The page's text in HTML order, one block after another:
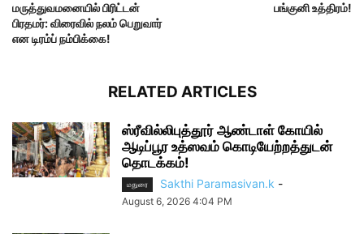
மருத்துவமனையில் பிரிட்டன்
பிரதமர்: விரைவில் நலம் பெறுவார்
என டிரம்ப் நம்பிக்கை!
பங்குனி உத்திரம்!
RELATED ARTICLES
ஸ்ரீவில்லிபுத்தூர் ஆண்டாள் கோயில்
ஆடிப்பூர உத்ஸவம் கொடியேற்றத்துடன்
தொடக்கம்!
மதுரை Sakthi Paramasivan.k -
August 6, 2026 4:04 PM